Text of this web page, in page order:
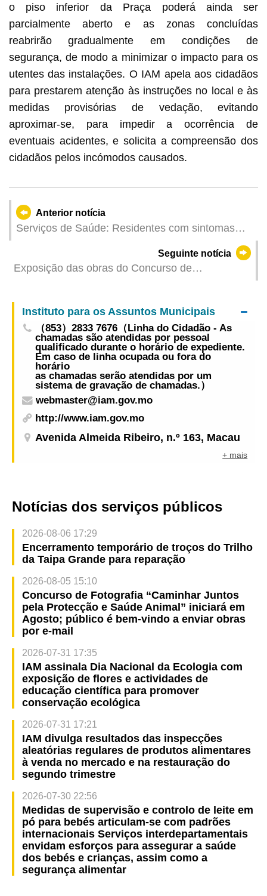
o piso inferior da Praça poderá ainda ser
parcialmente aberto e as zonas concluídas
reabrirão gradualmente em condições de
segurança, de modo a minimizar o impacto para os
utentes das instalações. O IAM apela aos cidadãos
para prestarem atenção às instruções no local e às
medidas provisórias de vedação, evitando
aproximar-se, para impedir a ocorrência de
eventuais acidentes, e solicita a compreensão dos
cidadãos pelos incómodos causados.
Anterior notícia
Serviços de Saúde: Residentes com sintomas
suspeitos de febre de dengue devem recorrer ao
Seguinte notícia
Exposição das obras do Concurso de
Kong e Macau inaugura na Sala de Actividades
do Jardim Cidade das Flores esta sexta-feira
Instituto para os Assuntos Municipais
（853）2833 7676（Linha do Cidadão - As
chamadas são atendidas por pessoal
qualificado durante o horário de expediente.
Em caso de linha ocupada ou fora do
horário
as chamadas serão atendidas por um
sistema de gravação de chamadas.）
webmaster@iam.gov.mo
http://www.iam.gov.mo
Avenida Almeida Ribeiro, n.º 163, Macau
+ mais
Notícias dos serviços públicos
2026-08-06 17:29
Encerramento temporário de troços do Trilho
da Taipa Grande para reparação
2026-08-05 15:10
Concurso de Fotografia “Caminhar Juntos
pela Protecção e Saúde Animal” iniciará em
Agosto; público é bem-vindo a enviar obras
por e-mail
2026-07-31 17:35
IAM assinala Dia Nacional da Ecologia com
exposição de flores e actividades de
educação científica para promover
conservação ecológica
2026-07-31 17:21
IAM divulga resultados das inspecções
aleatórias regulares de produtos alimentares
à venda no mercado e na restauração do
segundo trimestre
2026-07-30 22:56
Medidas de supervisão e controlo de leite em
pó para bebés articulam-se com padrões
internacionais Serviços interdepartamentais
envidam esforços para assegurar a saúde
dos bebés e crianças, assim como a
segurança alimentar